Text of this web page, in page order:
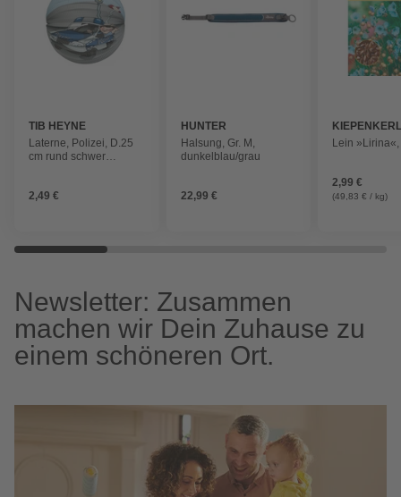
TIB HEYNE
Laterne, Polizei, D.25
cm rund schwer
2,49 €
HUNTER
Halsung, Gr. M,
dunkelblau/grau
22,99 €
Lein »Lirina«,
2,99 €
(49,83 € / kg)
Newsletter: Zusammen
machen wir Dein Zuhause zu
einem schöneren Ort.